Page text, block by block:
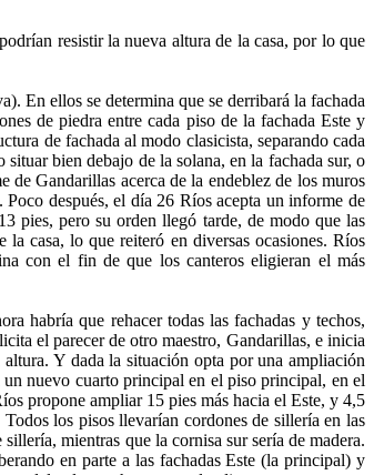
resistir la nueva altura de la casa, por lo que
En ellos se determina que se derribará la fachada
de piedra entre cada piso de la fachada Este y
de fachada al modo clasicista, separando cada
bien debajo de la solana, en la fachada sur, o
Gandarillas acerca de la endeblez de los muros
después, el día 26 Ríos acepta un informe de
pies, pero su orden llegó tarde, de modo que las
casa, lo que reiteró en diversas ocasiones. Ríos
con el fin de que los canteros eligieran el más
habría que rehacer todas las fachadas y techos,
el parecer de otro maestro, Gandarillas, e inicia
Y dada la situación opta por una ampliación
nuevo cuarto principal en el piso principal, en el
propone ampliar 15 pies más hacia el Este, y 4,5
los pisos llevarían cordones de sillería en las
mientras que la cornisa sur sería de madera.
en parte a las fachadas Este (la principal) y